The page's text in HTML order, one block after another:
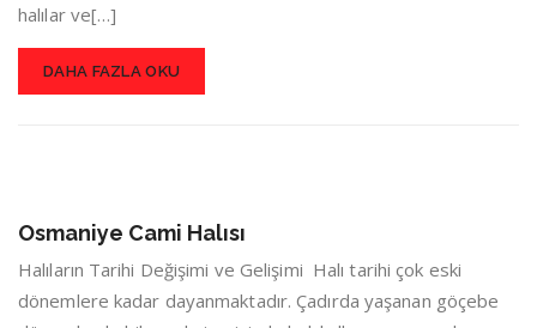
halılar ve[…]
DAHA FAZLA OKU
Osmaniye Cami Halısı
Halıların Tarihi Değişimi ve Gelişimi Halı tarihi çok eski
dönemlere kadar dayanmaktadır. Çadırda yaşanan göçebe